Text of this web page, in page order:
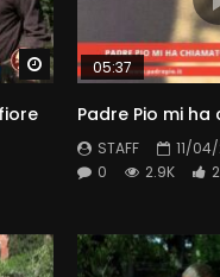
Watch Later
05:37
Padre Pio mi
STAFF
11/
0
2.9K